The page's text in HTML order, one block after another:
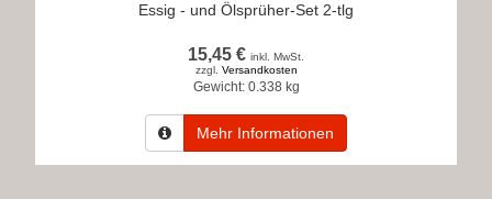
Essig - und Ölsprüher-Set 2-tlg
15,45 € inkl. MwSt.
zzgl. Versandkosten
Gewicht: 0.338 kg
Mehr Informationen